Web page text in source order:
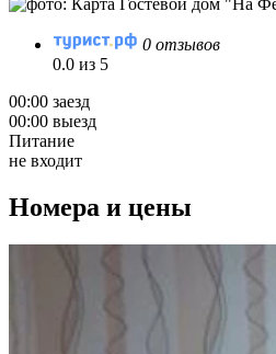
0 отзывов
0.0 из 5
00:00 заезд
00:00 выезд
Питание
не входит
Номера и цены